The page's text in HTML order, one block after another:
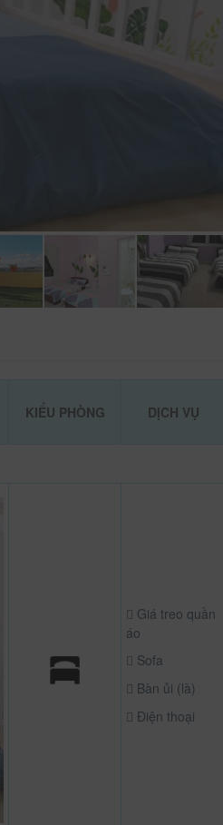
KIỂU PHÒNG DỊCH VỤ
Giá treo quần
áo
Sofa
Bàn ủi (là)
Điện thoại